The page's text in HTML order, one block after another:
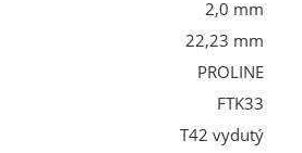
2,0 mm
22,23 mm
PROLINE
FTK33
T42 vydutý